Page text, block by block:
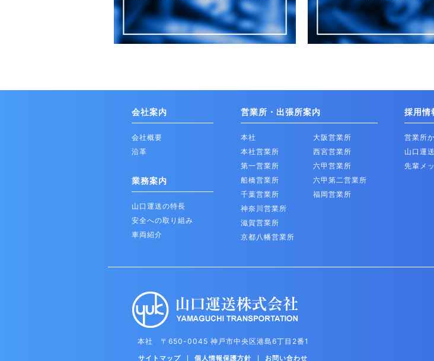
会社案内
会社概要
沿革
業務案内
山口運送の特長
安全への取り組み
車両紹介
営業所・出張所案内
本社
本社営業所
第一営業所
船橋営業所
千葉営業所
神奈川営業所
滋賀営業所
京都八幡営業所
大阪営業所
西宮営業所
六甲営業所
六甲第二営業所
福岡営業所
採用情
営業所
山口運
先輩メ
本社 〒650-0045 神戸市中央区港島6丁目2番1
サイトマップ 個人情報保護方針 お問い合わせ